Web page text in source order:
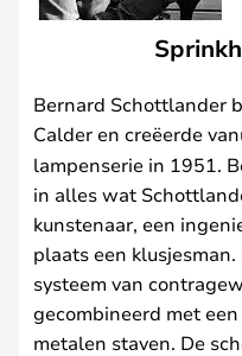
Bernard Schottlander
Calder en creëerde
lampenserie in 1951.
in alles wat
kunstenaar, een
plaats een
systeem van
gecombineerd met
metalen staven. De